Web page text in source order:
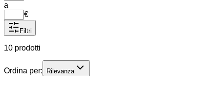
a
€
Filtri
10 prodotti
Ordina per: Rilevanza